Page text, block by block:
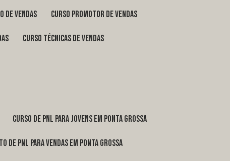
de vendas curso promotor de vendas
curso técnicas de vendas
curso de pnl para jovens em Ponta Grossa
de pnl para vendas em Ponta Grossa